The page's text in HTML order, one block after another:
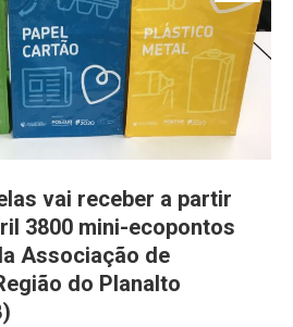
vai receber a partir
3800 mini-ecopontos
Associação de
do Planalto